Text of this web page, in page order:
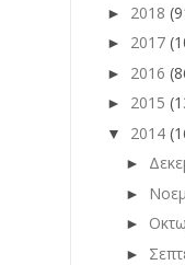
► 2018
► 2017
► 2016
► 2015
▼ 2014
►
►
►
►